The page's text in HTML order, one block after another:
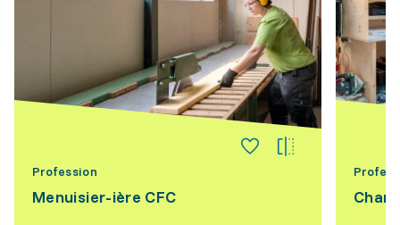
Profession
Menuisier-ière CFC